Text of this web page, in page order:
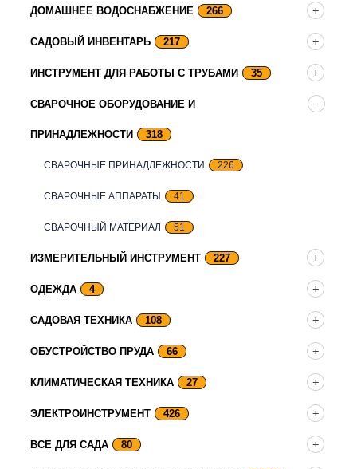
ДОМАШНЕЕ ВОДОСНАБЖЕНИЕ 266
САДОВЫЙ ИНВЕНТАРЬ 217
ИНСТРУМЕНТ ДЛЯ РАБОТЫ С ТРУБАМИ 35
СВАРОЧНОЕ ОБОРУДОВАНИЕ И
ПРИНАДЛЕЖНОСТИ 318
СВАРОЧНЫЕ ПРИНАДЛЕЖНОСТИ 226
СВАРОЧНЫЕ АППАРАТЫ 41
СВАРОЧНЫЙ МАТЕРИАЛ 51
ИЗМЕРИТЕЛЬНЫЙ ИНСТРУМЕНТ 227
ОДЕЖДА 4
САДОВАЯ ТЕХНИКА 108
ОБУСТРОЙСТВО ПРУДА 66
КЛИМАТИЧЕСКАЯ ТЕХНИКА 27
ЭЛЕКТРОИНСТРУМЕНТ 426
ВСЕ ДЛЯ САДА 80